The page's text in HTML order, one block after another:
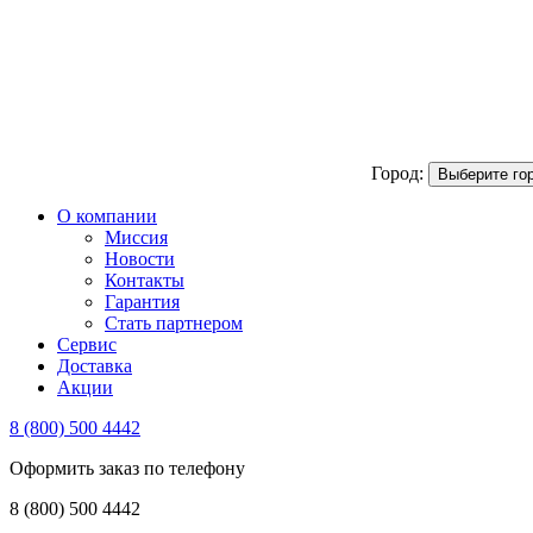
Город: Выберите
О компании
Миссия
Новости
Контакты
Гарантия
Стать партнером
Сервис
Доставка
Акции
8 (800) 500 4442
Оформить заказ по телефону
8 (800) 500 4442